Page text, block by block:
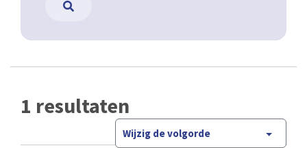
1 resultaten
Wijzig de volgorde